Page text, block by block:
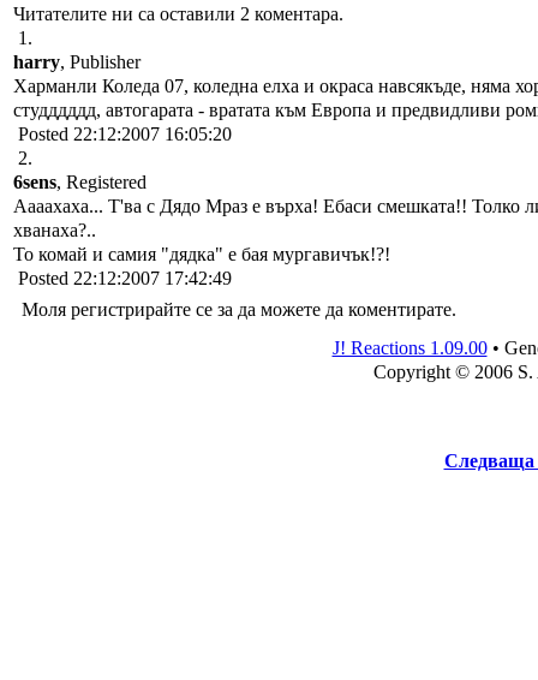
Читателите ни са оставили 2 коментара.
1.
harry, Publisher
Харманли Коледа 07, коледна елха и окраса навсякъде, няма
студддддд, автогарата - вратата към Европа и предвидливи
Posted 22:12:2007 16:05:20
2.
6sens, Registered
Аааахаха... Т'ва с Дядо Мраз е върха! Ебаси смешката!! Толко
хванаха?..
То комай и самия "дядка" е бая мургавичък!?!
Posted 22:12:2007 17:42:49
Моля регистрирайте се за да можете да коментирате.
J! Reactions 1.09.00•
Copyright © 2006 S.
Следваща